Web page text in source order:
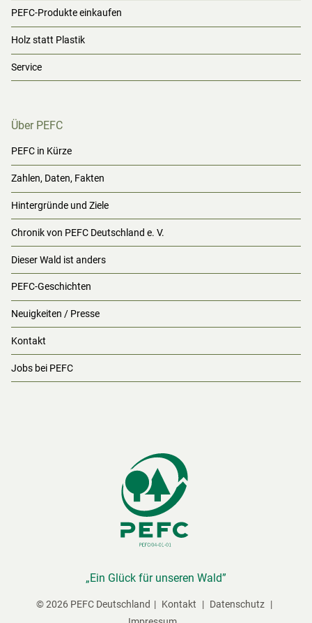
PEFC-Produkte einkaufen
Holz statt Plastik
Service
Über PEFC
PEFC in Kürze
Zahlen, Daten, Fakten
Hintergründe und Ziele
Chronik von PEFC Deutschland e. V.
Dieser Wald ist anders
PEFC-Geschichten
Neuigkeiten / Presse
Kontakt
Jobs bei PEFC
„Ein Glück für unseren Wald”
© 2026 PEFC Deutschland Kontakt
Datenschutz